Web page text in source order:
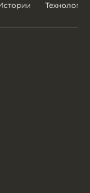
Технологии